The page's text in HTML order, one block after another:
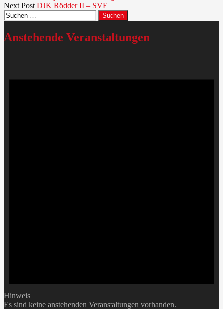
post:
Next Post Next
post:
DJK Rödder II – SVE
Suchen
nach:
Anstehende Veranstaltungen
Hinweis
Es sind keine anstehenden Veranstaltungen vorhanden.